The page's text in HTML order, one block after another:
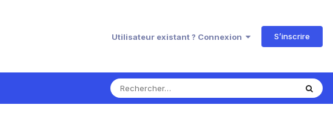
Utilisateur existant ? Connexion S’inscrire